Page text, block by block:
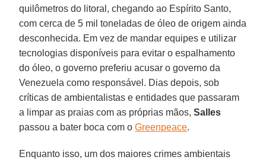
quilômetros do litoral, chegando ao Espírito Santo,
com cerca de 5 mil toneladas de óleo de origem ainda
desconhecida. Em vez de mandar equipes e utilizar
tecnologias disponíveis para evitar o espalhamento
do óleo, o governo preferiu acusar o governo da
Venezuela como responsável. Dias depois, sob
críticas de ambientalistas e entidades que passaram
a limpar as praias com as próprias mãos,Salles
passou a bater boca com oGreenpeace.
Enquanto isso, um dos maiores crimes ambientais